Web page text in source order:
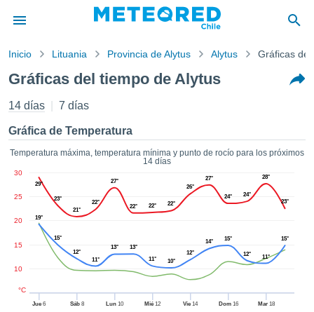
de
por
para
que la
que se
a este
las
y
forma
basada
Inicio Lituania Provincia de Alytus Alytus Gráficas del
Gráficas del tiempo de Alytus
14 días 7 días
Gráfica de Temperatura
Temperatura máxima, temperatura mínima y punto de rocío para los próximos
14 días
Jue 6 Sáb8 Lun 10 Mié 12 Vie 14 Dom16 Mar18
10
15
20
25
30
°C
29°
23°
21°
22°
27°
22° 22° 22°
26°
27°
24° 24°
28°
23°
19°
15°
12°
11°
13°
13°
11°
10°
12°
14° 15°
12° 11°
15°